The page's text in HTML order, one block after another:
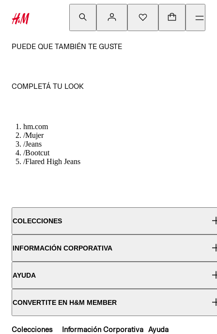
PUEDE QUE TAMBIÉN TE GUSTE
COMPLETÁ TU LOOK
hm.com
/Mujer
/Jeans
/Bootcut
/Flared High Jeans
COLECCIONES
INFORMACIÓN CORPORATIVA
AYUDA
CONVERTITE EN H&M MEMBER
Colecciones Información Corporativa Ayuda